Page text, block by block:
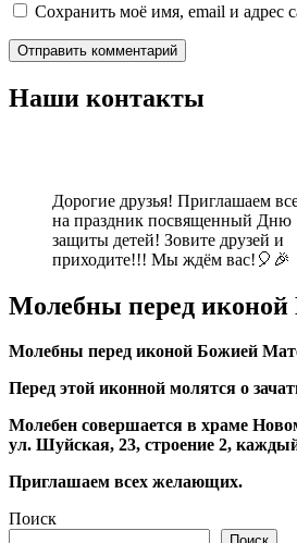
Сохранить моё имя, email и адрес
Наши контакты
Дорогие друзья! Приглашаем
на праздник посвященный Дню
защиты детей! Зовите друзей и
приходите!!! Мы ждём вас!🎈🎉
Молебны перед
Молебны перед иконой Божией
Перед этой иконной молятся о
Молебен совершается в храме
ул. Шуйская, 23, строение 2,
Приглашаем всех желающих.
Поиск